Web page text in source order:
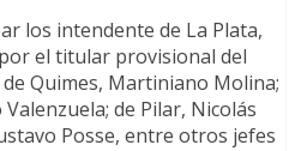
los intendente de La Plata,
el titular provisional del
Quimes, Martiniano Molina;
de Pilar, Nicolás
Posse, entre otros jefes